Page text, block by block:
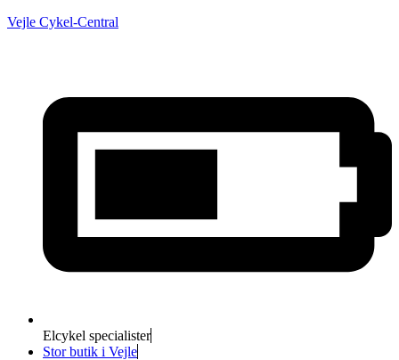
Vejle Cykel-Central
Elcykel specialister
Stor butik i Vejle